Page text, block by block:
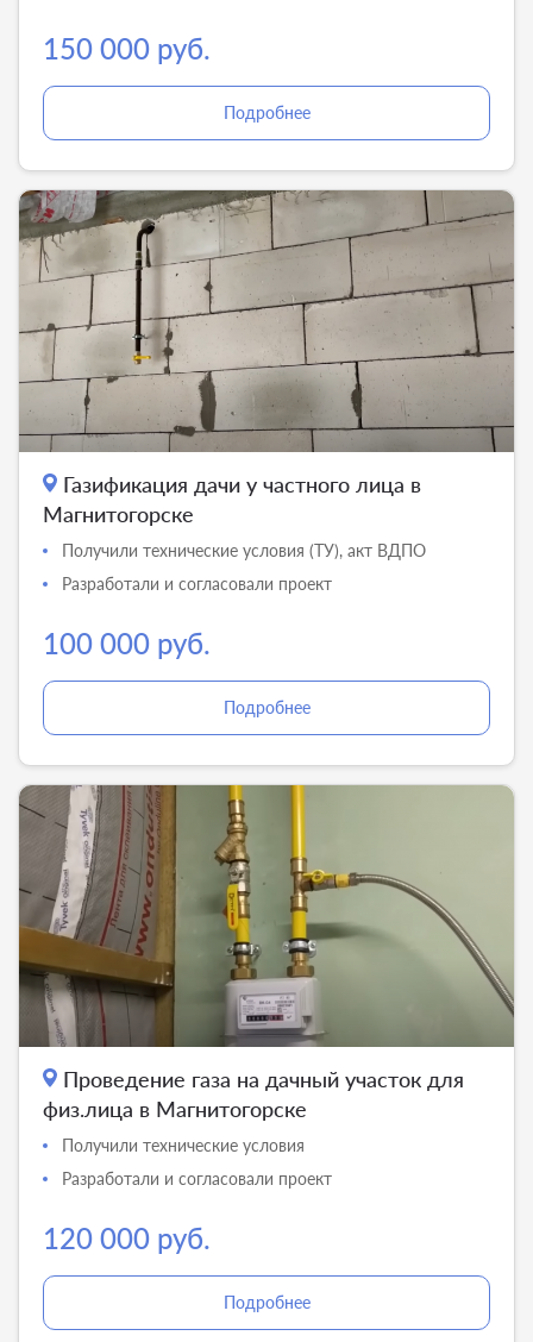
150 000 руб.
Подробнее
Газификация дачи у частного лица в
Магнитогорске
Получили технические условия (ТУ), акт ВДПО
Разработали и согласовали проект
100 000 руб.
Подробнее
Проведение газа на дачный участок для
физ.лица в Магнитогорске
Получили технические условия
Разработали и согласовали проект
120 000 руб.
Подробнее